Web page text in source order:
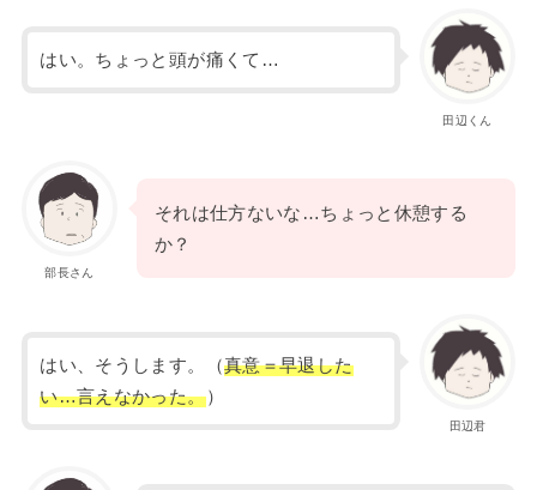
田辺くん
はい。ちょっと頭が痛くて…
部長さん
それは仕方ないな…ちょっと休憩する
か？
田辺君
はい、そうします。（真意＝早退した
い…言えなかった。）